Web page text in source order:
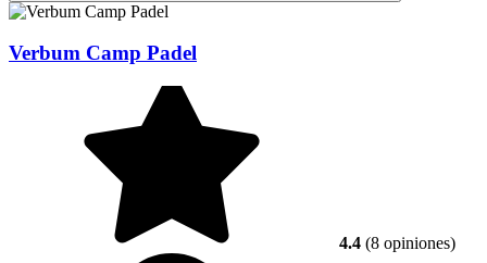
Verbum Camp Padel
4.4 (8 opiniones)